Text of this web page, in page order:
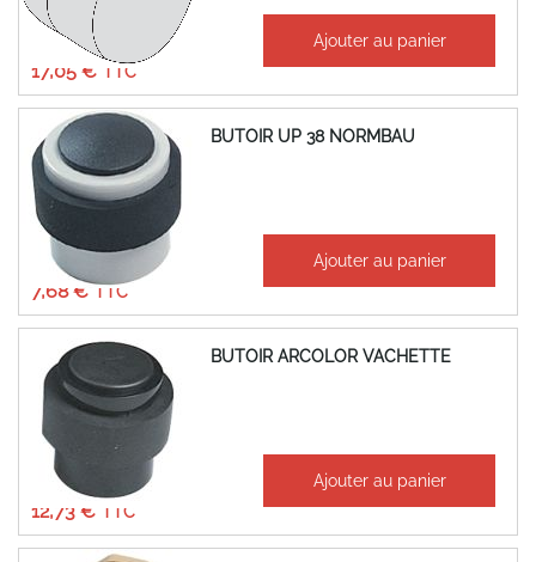
À partir de
17,05 €
14,21 € Ajouter au panier
BUTOIR UP 38 NORMBAU
À partir de
7,68 €
6,40 € Ajouter au panier
BUTOIR ARCOLOR VACHETTE
À partir de
12,73 €
10,61 € Ajouter au panier